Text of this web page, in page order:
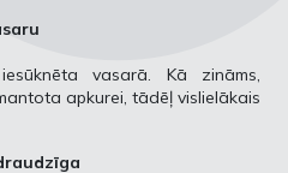
vasarā. Kā zināms,
apkurei, tādēļ vislielākais